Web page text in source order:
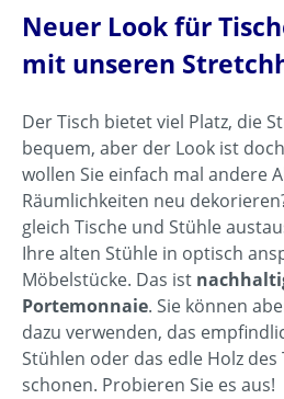
Neuer Look für
mit unseren
Der Tisch bietet viel Platz, die
bequem, aber der Look ist
wollen Sie einfach mal andere
Räumlichkeiten neu
gleich Tische und Stühle
Ihre alten Stühle in optisch
Möbelstücke. Das ist
Portemonnaie. Sie können
dazu verwenden, das
Stühlen oder das edle Holz des
schonen. Probieren Sie es aus!